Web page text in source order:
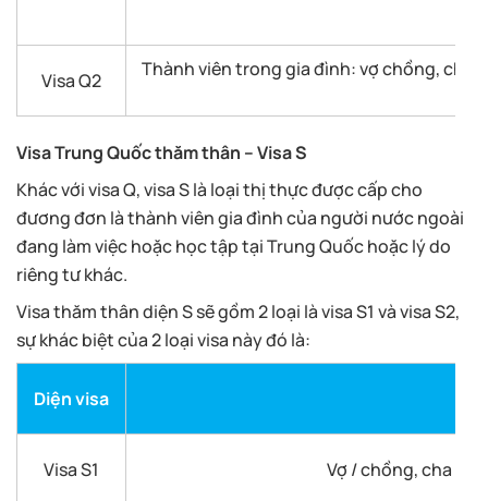
Visa Q2 Thành viên trong gia đình: vợ chồng, cha
Visa Trung Quốc thăm thân – Visa S
Khác với visa Q, visa S là loại thị thực được cấp cho
đương đơn là thành viên gia đình của người nước ngoài
đang làm việc hoặc học tập tại Trung Quốc hoặc lý do
riêng tư khác.
Visa thăm thân diện S sẽ gồm 2 loại là visa S1 và visa S2,
sự khác biệt của 2 loại visa này đó là:
Diện visa
Visa S1 Vợ / chồng, cha